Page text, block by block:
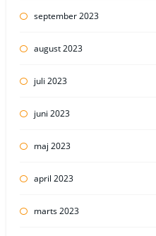
september 2023
august 2023
juli 2023
juni 2023
maj 2023
april 2023
marts 2023